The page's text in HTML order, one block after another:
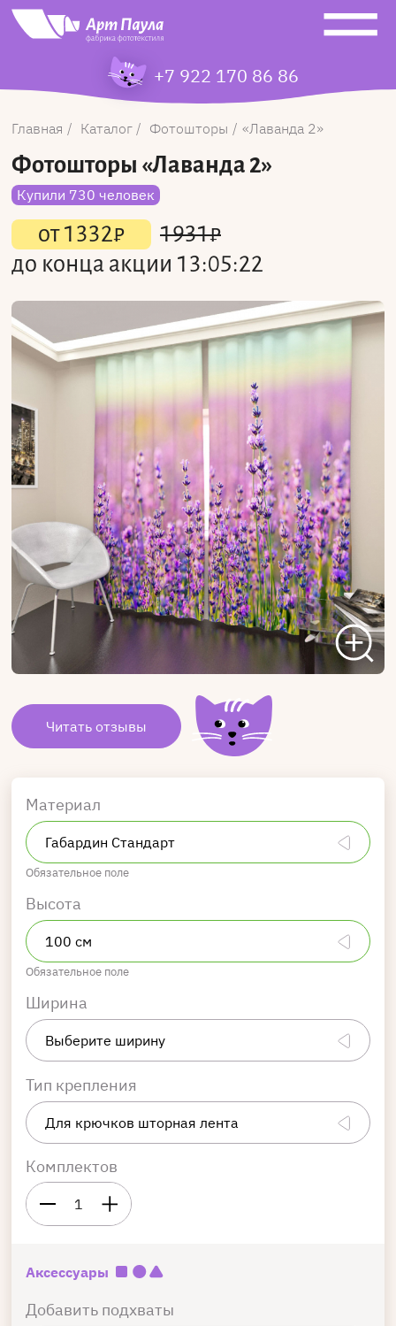
+7 922 170 86 86
Главная Каталог Фотошторы Лаванда 2
Фотошторы «Лаванда 2»
Купили 730 человек
от1332₽ 1931₽
до конца акции 13:05:22
Читать отзывы
Материал
Обязательное поле
Высота
Обязательное поле
Ширина
Тип крепления
Комплектов
1
Аксессуары
Добавить подхваты